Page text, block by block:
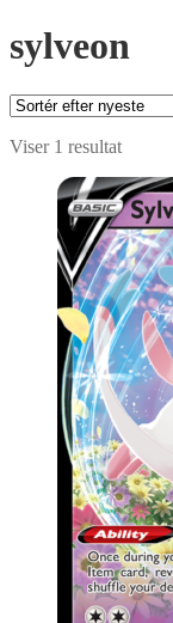
sylveon
Viser 1 resultat